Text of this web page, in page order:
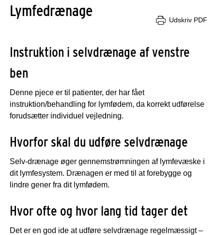
Lymfedrænage
Udskriv PDF
Instruktion i selvdrænage af venstre
ben
Denne pjece er til patienter, der har fået
instruktion/behandling for lymfødem, da korrekt udførelse
forudsætter individuel vejledning.
Hvorfor skal du udføre selvdrænage
Selv-drænage øger gennemstrømningen af lymfevæske i
dit lymfesystem. Drænagen er med til at forebygge og
lindre gener fra dit lymfødem.
Hvor ofte og hvor lang tid tager det
Det er en god ide at udføre selvdrænage regelmæssigt –